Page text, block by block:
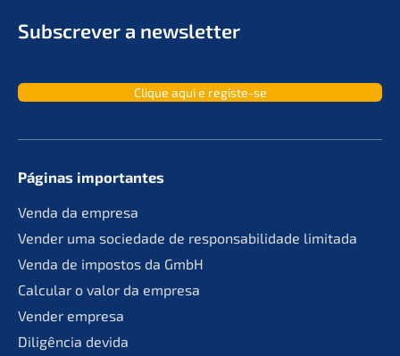
Subscrever a newsletter
Clique aqui e registe-se
Páginas importan­tes
Venda da empresa
Vender uma socie­da­de de responsa­bil­ida­de limitada
Venda de impos­tos da GmbH
Calcu­lar o valor da empresa
Vender empre­sa
Diligên­cia devida